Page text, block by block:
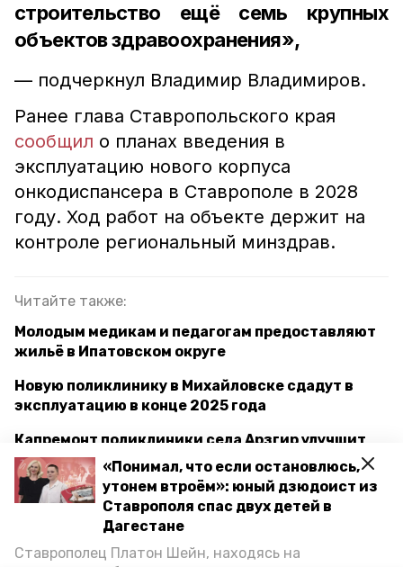
«Понимал, что если остановлюсь,
утонем втроём»: юный дзюдоист из
Ставрополя спас двух детей в
Дагестане
Ставрополец Платон Шейн, находясь на
строительство ещё семь крупных
объектов здравоохранения»,
— подчеркнул Владимир Владимиров.
Ранее глава Ставропольского края
сообщил о планах введения в
эксплуатацию нового корпуса
онкодиспансера в Ставрополе в 2028
году. Ход работ на объекте держит на
контроле региональный минздрав.
Читайте также:
Молодым медикам и педагогам предоставляют
жильё в Ипатовском округе
Новую поликлинику в Михайловске сдадут в
эксплуатацию в конце 2025 года
Капремонт поликлиники села Арзгир улучшит
условия для оказания медпомощи
Губернатор поручил проработать вопрос
строительства перехода на юге Ставрополя